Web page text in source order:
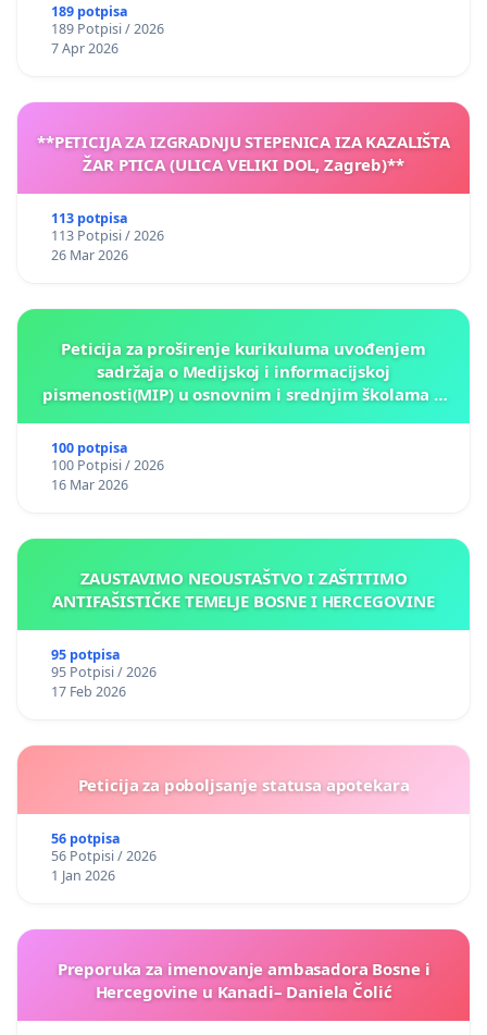
189 potpisa
189 Potpisi / 2026
7 Apr 2026
**PETICIJA ZA IZGRADNJU STEPENICA IZA KAZALIŠTA
ŽAR PTICA (ULICA VELIKI DOL, Zagreb)**
113 potpisa
113 Potpisi / 2026
26 Mar 2026
Peticija za proširenje kurikuluma uvođenjem
sadržaja o Medijskoj i informacijskoj
pismenosti(MIP) u osnovnim i srednjim školama u
100 potpisa
100 Potpisi / 2026
16 Mar 2026
ZAUSTAVIMO NEOUSTAŠTVO I ZAŠTITIMO
ANTIFAŠISTIČKE TEMELJE BOSNE I HERCEGOVINE
95 potpisa
95 Potpisi / 2026
17 Feb 2026
Peticija za poboljsanje statusa apotekara
56 potpisa
56 Potpisi / 2026
1 Jan 2026
Preporuka za imenovanje ambasadora Bosne i
Hercegovine u Kanadi– Daniela Čolić